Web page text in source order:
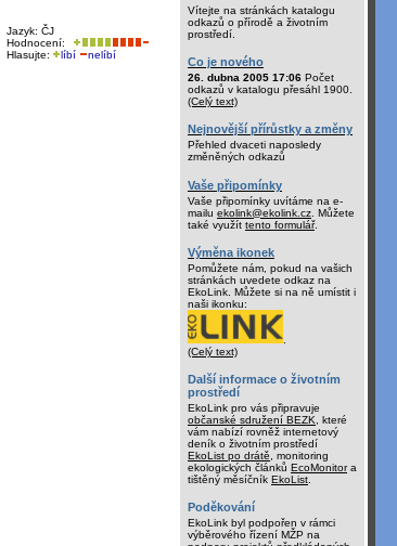
Jazyk: ČJ
Hodnocení:
Hlasujte:
líbí nelíbí
Vítejte na stránkách katalogu
odkazů o přírodě a životním
prostředí.
Co je nového
26. dubna 2005 17:06 Počet
odkazů v katalogu přesáhl 1900.
(Celý text)
Nejnovější přírůstky a změny
Přehled dvaceti naposledy
změněných odkazů
Vaše připomínky
Vaše připomínky uvítáme na e-
mailu ekolink@ekolink.cz . Můžete
také využít tento formulář.
Výměna ikonek
Pomůžete nám, pokud na vašich
stránkách uvedete odkaz na
EkoLink. Můžete si na ně umístit i
naši ikonku:
(Celý text)
Další informace o životním
prostředí
EkoLink pro vás připravuje
občanské sdružení BEZK , které
vám nabízí rovněž internetový
deník o životním prostředí
EkoList po drátě , monitoring
ekologických článků EcoMonitora
tištěný měsíčník EkoList
Poděkování
EkoLink byl podpořen v rámci
výběrového řízení MŽP na